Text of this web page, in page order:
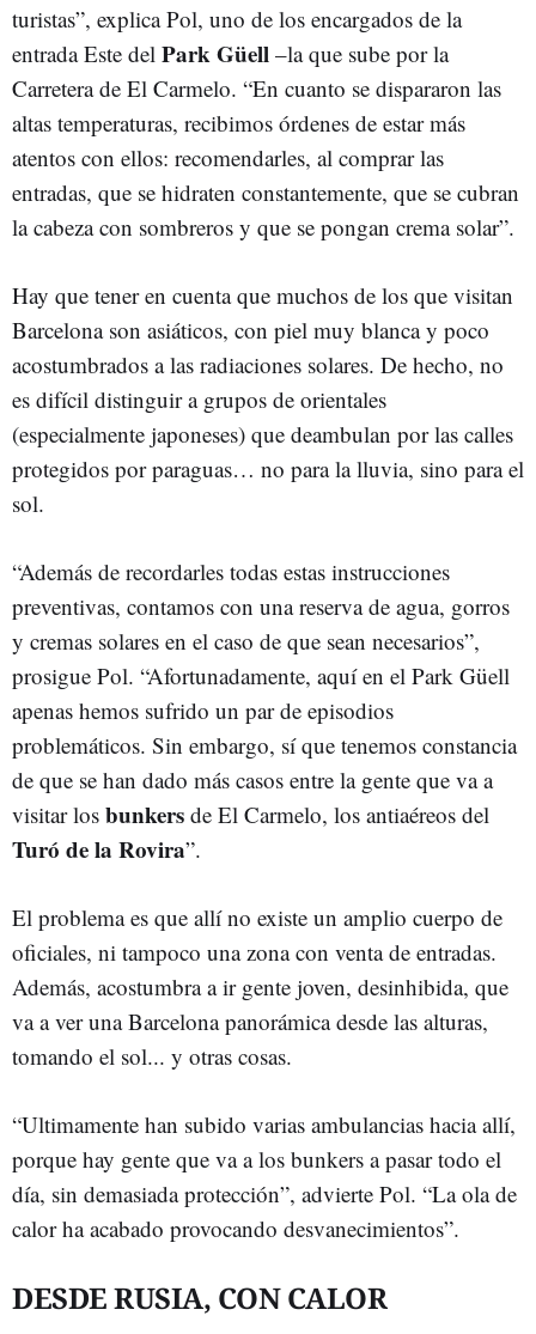
turistas”, explica Pol, uno de los encargados de la
entrada Este del Park Güell –la que sube por la
Carretera de El Carmelo. “En cuanto se dispararon las
altas temperaturas, recibimos órdenes de estar más
atentos con ellos: recomendarles, al comprar las
entradas, que se hidraten constantemente, que se cubran
la cabeza con sombreros y que se pongan crema solar”.
Hay que tener en cuenta que muchos de los que visitan
Barcelona son asiáticos, con piel muy blanca y poco
acostumbrados a las radiaciones solares. De hecho, no
es difícil distinguir a grupos de orientales
(especialmente japoneses) que deambulan por las calles
protegidos por paraguas… no para la lluvia, sino para el
sol.
“Además de recordarles todas estas instrucciones
preventivas, contamos con una reserva de agua, gorros
y cremas solares en el caso de que sean necesarios”,
prosigue Pol. “Afortunadamente, aquí en el Park Güell
apenas hemos sufrido un par de episodios
problemáticos. Sin embargo, sí que tenemos constancia
de que se han dado más casos entre la gente que va a
visitar los bunkers de El Carmelo, los antiaéreos del
Turó de la Rovira”.
El problema es que allí no existe un amplio cuerpo de
oficiales, ni tampoco una zona con venta de entradas.
Además, acostumbra a ir gente joven, desinhibida, que
va a ver una Barcelona panorámica desde las alturas,
tomando el sol... y otras cosas.
“Ultimamente han subido varias ambulancias hacia allí,
porque hay gente que va a los bunkers a pasar todo el
día, sin demasiada protección”, advierte Pol. “La ola de
calor ha acabado provocando desvanecimientos”.
DESDE RUSIA, CON CALOR